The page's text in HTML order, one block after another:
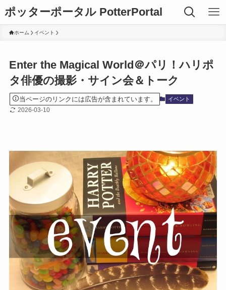
ポッターポータル PotterPortal
ホーム イベント
Enter the Magical World＠パリ！ハリポ
タ俳優の撮影・サイン会＆トーク
当ページのリンクには広告が含まれています。 イベント
2026-03-10